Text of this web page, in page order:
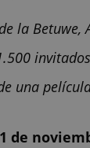
la Betuwe,
una
de